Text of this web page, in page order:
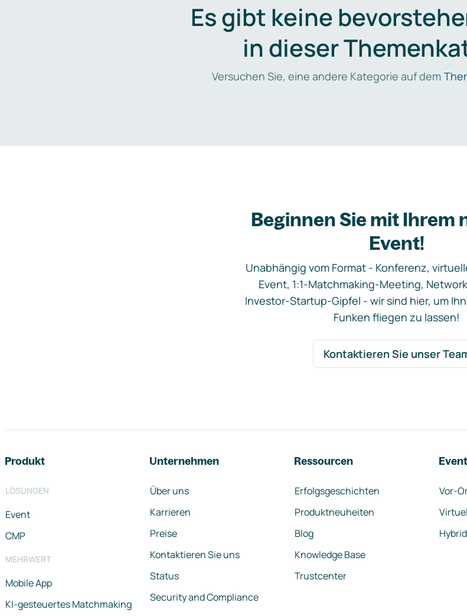
Es gibt keine
in dieser
Versuchen Sie, eine andere Kategorie auf dem
Beginnen Sie mit Ihrem
Event!
Unabhängig vom Format - Konferenz,
Event, 1:1-Matchmaking-Meeting,
Investor-Startup-Gipfel - wir sind hier, um
Funken fliegen zu lassen!
Kontaktieren Sie unser
Produkt
LÖSUNGEN
Event
CMP
MEHRWERT
Mobile App
KI-gesteuertes Matchmaking
Unternehmen
Über uns
Karrieren
Preise
Kontaktieren Sie uns
Status
Security and Compliance
Ressourcen
Erfolgsgeschichten
Produktneuheiten
Blog
Knowledge Base
Trustcenter
Vor-